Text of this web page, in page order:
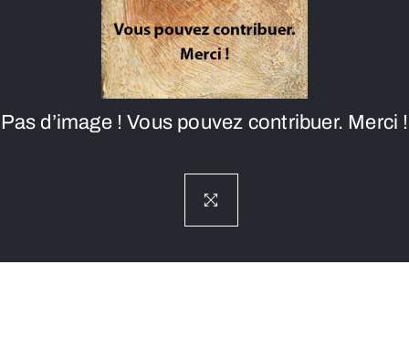
Pas d’image ! Vous pouvez contribuer. Merci !